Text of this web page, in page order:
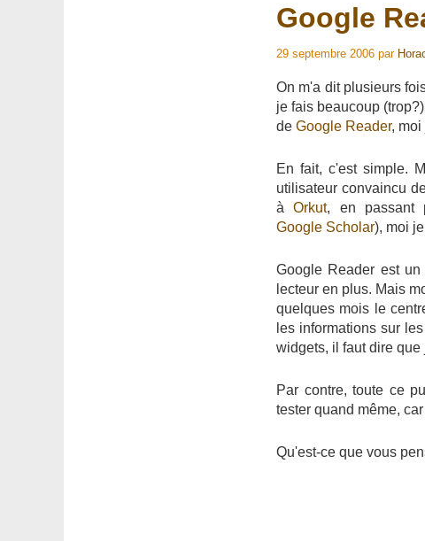
Google
29 septembre 2006 par
On m'a dit plusieurs
je fais beaucoup
de Google Reader, moi
En fait, c'est simple.
utilisateur convaincu
àOrkut, en passant
Google Scholar), moi
Google Reader est
lecteur en plus. Mais
quelques mois le
les informations sur
widgets, il faut dire
Par contre, toute ce
tester quand même,
Qu'est-ce que vous